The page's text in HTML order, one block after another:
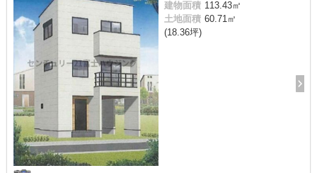
建物面積 113.43㎡
土地面積 60.71㎡
(18.36坪)